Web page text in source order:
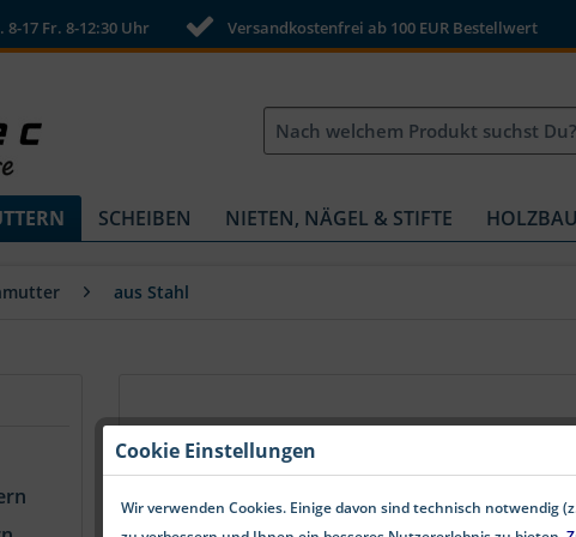
8-17 Fr. 8-12:30 Uhr Versandkostenfrei ab 100 EUR Bestellwert
SCHEIBEN NIETEN, NÄGEL & STIFTE
aus Stahl
Festigkeitsklasse 8 Die
Cookie Einstellungen
Wir verwenden Cookies. Einige davon sind technisch notwendig